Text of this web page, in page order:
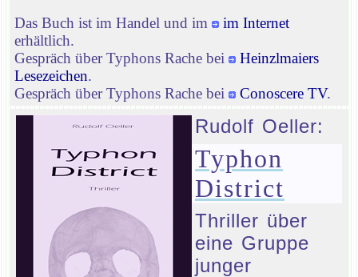
Das Buch ist im Handel und im
im Internet
erhältlich.
Gespräch über Typhons Rache bei
Heinzlmaiers
Lesezeichen.
Gespräch über Typhons Rache bei
Conoscere TV.
Rudolf Oeller:
Typhon
District
Thriller über
eine Gruppe
junger